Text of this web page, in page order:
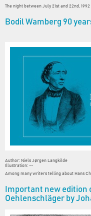
The night between July 21st and 22nd, 1992
Bodil Wamberg 90
Author: Niels Jørgen Langkilde
Illustration: --
Among many writers telling about Hans
Important new edition
Oehlenschläger by